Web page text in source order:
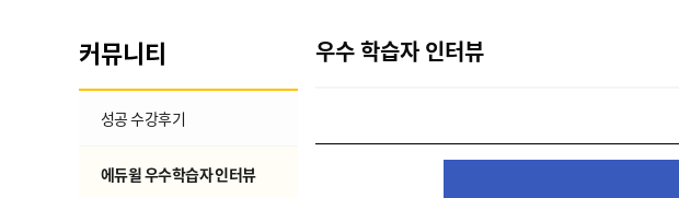
커뮤니티
성공 수강후기
에듀윌 우수학습자 인터뷰
우수 학습자 인터뷰